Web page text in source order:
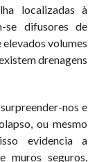
localizadas à
se difusores de
volumes
drenagens
nos e
ou mesmo
evidencia a
muros seguros,